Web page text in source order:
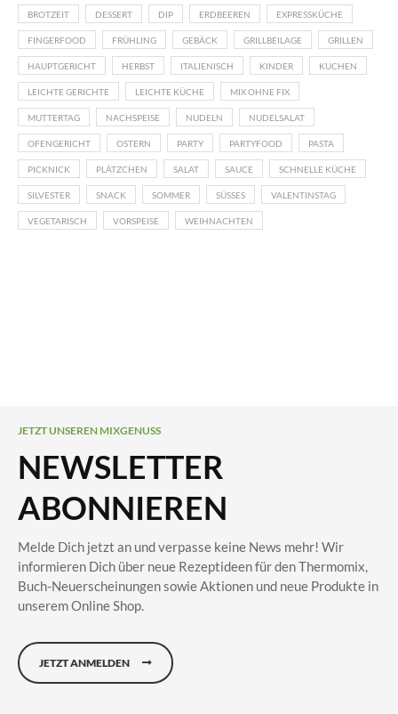
BROTZEIT DESSERT DIP ERDBEEREN EXPRESSKÜCHE
FINGERFOOD FRÜHLING GEBÄCK GRILLBEILAGE GRILLEN
HAUPTGERICHT HERBST ITALIENISCH KINDER KUCHEN
LEICHTE GERICHTE LEICHTE KÜCHE MIX OHNE FIX
MUTTERTAG NACHSPEISE NUDELN NUDELSALAT
OFENGERICHT OSTERN PARTY PARTYFOOD PASTA
PICKNICK PLÄTZCHEN SALAT SAUCE SCHNELLE KÜCHE
SILVESTER SNACK SOMMER SÜSSES VALENTINSTAG
VEGETARISCH VORSPEISE WEIHNACHTEN
JETZT UNSEREN MIXGENUSS
NEWSLETTER
ABONNIEREN
Melde Dich jetzt an und verpasse keine News mehr! Wir
informieren Dich über neue Rezeptideen für den Thermomix,
Buch-Neuerscheinungen sowie Aktionen und neue Produkte in
unserem Online Shop.
JETZT ANMELDEN